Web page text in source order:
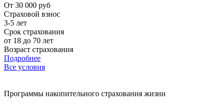
От 30 000 руб
Страховой взнос
3-5 лет
Срок страхования
от 18 до 70 лет
Возраст страхования
Подробнее
Все условия
Программы накопительного страхования жизни